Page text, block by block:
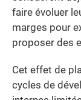
faire évoluer
marges pour
proposer des
Cet effet de
cycles de